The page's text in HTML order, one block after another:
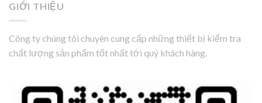
GIỚI THIỆU
Công ty chúng tôi chuyên cung cấp những thiết bị kiểm tra
chất lượng sản phẩm tốt nhất tới quý khách hàng.